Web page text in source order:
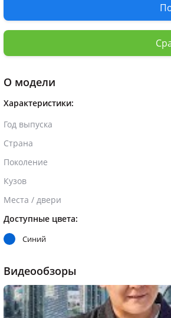
О модели
Характеристики:
Год выпуска
Страна
Поколение
Кузов
Места / двери
Доступные цвета:
Синий
Видеообзоры